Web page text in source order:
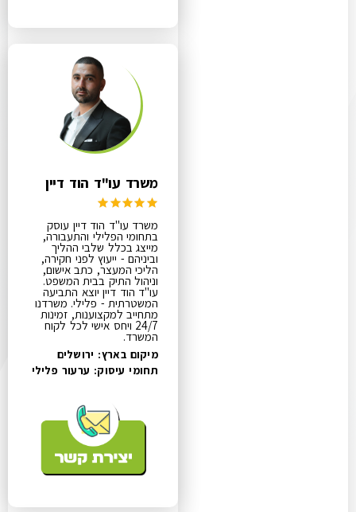
משרד עו"ד הוד דיין
משרד עו"ד הוד דיין עוסק
בתחומי הפלילי והתעבורה,
מייצג בכלל שלבי ההליך
וביניהם - ייעוץ לפני חקירה,
הליכי המעצר, כתב אישום,
וניהול התיק בבית המשפט.
עו"ד הוד דיין יוצא התביעה
המשטרתית - פלילי. משרדנו
מתחייב למקצוענות, זמינות
24/7 ויחס אישי לכל לקוח
המשרד.
מיקום בארץ: ירושלים
תחומי עיסוק: ערעור פלילי